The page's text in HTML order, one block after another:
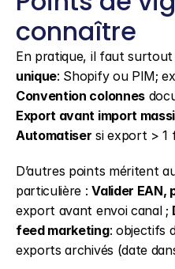
connaître
En pratique, il faut
unique
Convention colonnes
Export avant import
Automatiser si export > 1
D’autres points méritent
particulière : Valider EAN,
export avant envoi canal ;
feed marketing: objectifs
exports archivés (date